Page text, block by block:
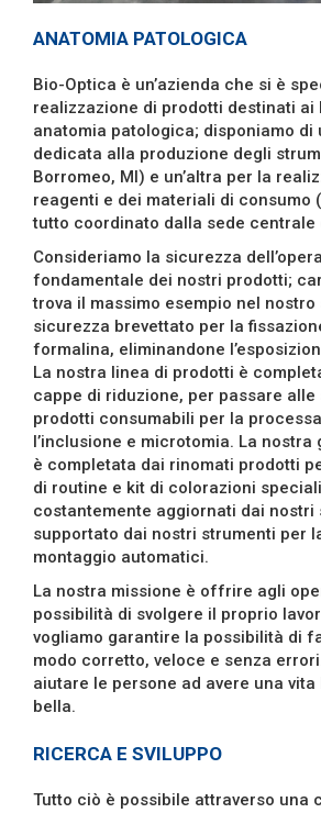
ANATOMIA PATOLOGICA
Bio-Optica è un’azienda che si è
realizzazione di prodotti destinati ai
anatomia patologica; disponiamo di
dedicata alla produzione degli
Borromeo, MI) e un’altra per la
reagenti e dei materiali di consumo
tutto coordinato dalla sede centrale
Consideriamo la sicurezza
fondamentale dei nostri prodotti;
trova il massimo esempio nel nostro
sicurezza brevettato per la
formalina, eliminandone
La nostra linea di prodotti è
cappe di riduzione, per passare
prodotti consumabili per la
l’inclusione e microtomia. La nostra
è completata dai rinomati prodotti
di routine e kit di colorazioni
costantemente aggiornati dai nostri
supportato dai nostri strumenti per
montaggio automatici.
La nostra missione è offrire agli
possibilità di svolgere il proprio
vogliamo garantire la possibilità di
modo corretto, veloce e senza
aiutare le persone ad avere una vita
bella.
RICERCA E SVILUPPO
Tutto ciò è possibile attraverso una